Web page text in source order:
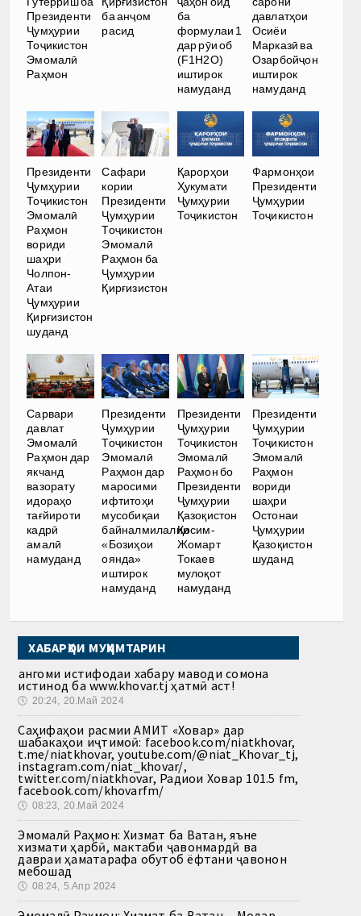
Президенти
Ҷумҳурии
Тоҷикистон
Эмомалӣ
Раҳмон
ба анҷом
расид
ба
формулаи 1
дар рӯи об
(F1H2O)
иштирок
намуданд
давлатҳои
Осиёи
Марказӣ ва
Озарбойҷон
иштирок
намуданд
Президенти
Ҷумҳурии
Тоҷикистон
Эмомалӣ
Раҳмон
вориди
шаҳри
Чолпон-
Атаи
Ҷумҳурии
Қирғизистон
шуданд
Сафари
кории
Президенти
Ҷумҳурии
Тоҷикистон
Эмомалӣ
Раҳмон ба
Ҷумҳурии
Қирғизистон
Қарорҳои
Ҳукумати
Ҷумҳурии
Тоҷикистон
Фармонҳои
Президенти
Ҷумҳурии
Тоҷикистон
Сарвари
давлат
Эмомалӣ
Раҳмон дар
якчанд
вазорату
идораҳо
тағйироти
кадрӣ
амалӣ
намуданд
Президенти
Ҷумҳурии
Тоҷикистон
Эмомалӣ
Раҳмон дар
маросими
ифтитоҳи
мусобиқаи
байналмилалии
«Бозиҳои
оянда»
иштирок
намуданд
Президенти
Ҷумҳурии
Тоҷикистон
Эмомалӣ
Раҳмон бо
Президенти
Ҷумҳурии
Қазоқистон
Қосим-
Жомарт
Токаев
мулоқот
намуданд
Президенти
Ҷумҳурии
Тоҷикистон
Эмомалӣ
Раҳмон
вориди
шаҳри
Остонаи
Ҷумҳурии
Қазоқистон
шуданд
ХАБАРҲОИ МУҲИМТАРИН
Ҳангоми истифодаи хабару маводи сомона
истинод ба www.khovar.tj ҳатмӣ аст!
🕔 20:24, 20.Май 2024
Саҳифаҳои расмии АМИТ «Ховар» дар
шабакаҳои иҷтимоӣ: facebook.com/niatkhovar,
t.me/niatkhovar, youtube.com/@niat_Khovar_tj,
instagram.com/niat_khovar/,
twitter.com/niatkhovar, Радиои Ховар 101.5 fm,
facebook.com/khovarfm/
🕔 08:23, 20.Май 2024
Эмомалӣ Раҳмон: Хизмат ба Ватан, яъне
хизмати ҳарбӣ, мактаби ҷавонмардӣ ва
давраи ҳаматарафа обутоб ёфтани ҷавонон
мебошад
🕔 08:24, 5.Апр 2024